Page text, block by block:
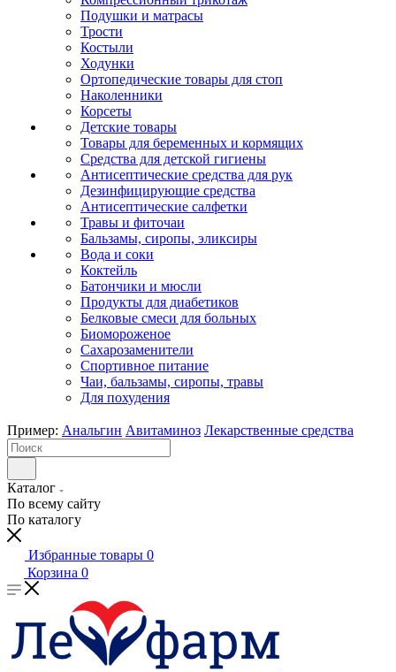
Подушки и матрасы
Трости
Костыли
Ходунки
Ортопедические товары для стоп
Наколенники
Корсеты
Детские товары
Товары для беременных и кормящих
Средства для детской гигиены
Антисептические средства для рук
Дезинфицирующие средства
Антисептические салфетки
Травы и фиточаи
Бальзамы, сиропы, эликсиры
Вода и соки
Коктейль
Батончики и мюсли
Продукты для диабетиков
Белковые смеси для больных
Биомороженое
Сахарозаменители
Спортивное питание
Чаи, бальзамы, сиропы, травы
Для похудения
Пример: Анальгин Авитаминоз Лекарственные средства
Каталог
По всему сайту
По каталогу
Избранные товары 0
Корзина 0